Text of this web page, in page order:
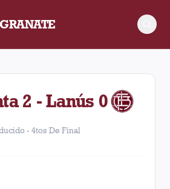
Partido entre Lanús y Atlanta
2 - Lanús 0
- 4tos De Final